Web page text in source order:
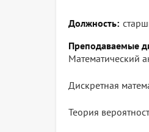
Должность
Преподаваемые
Математический
Дискретная
Теория